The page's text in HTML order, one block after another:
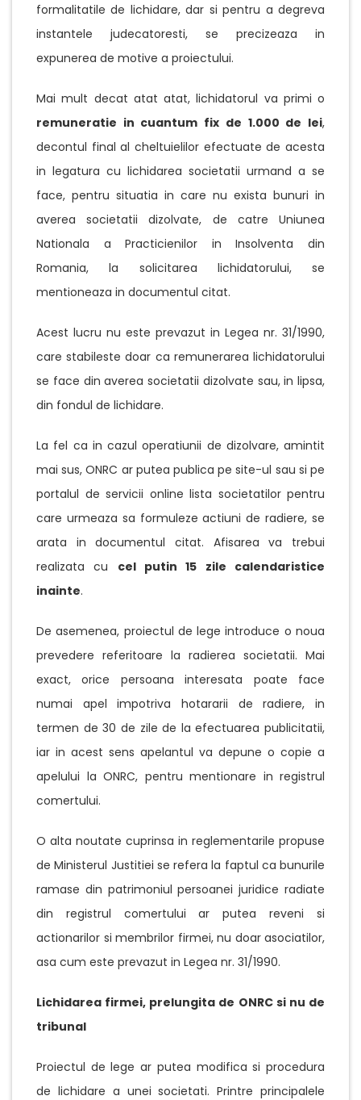
formalitatile de lichidare, dar si pentru a degreva
instantele judecatoresti, se precizeaza in
expunerea de motive a proiectului.
Mai mult decat atat atat, lichidatorul va primi o
remuneratie in cuantum fix de 1.000 de lei,
decontul final al cheltuielilor efectuate de acesta
in legatura cu lichidarea societatii urmand a se
face, pentru situatia in care nu exista bunuri in
averea societatii dizolvate, de catre Uniunea
Nationala a Practicienilor in Insolventa din
Romania, la solicitarea lichidatorului, se
mentioneaza in documentul citat.
Acest lucru nu este prevazut in Legea nr. 31/1990,
care stabileste doar ca remunerarea lichidatorului
se face din averea societatii dizolvate sau, in lipsa,
din fondul de lichidare.
La fel ca in cazul operatiunii de dizolvare, amintit
mai sus, ONRC ar putea publica pe site-ul sau si pe
portalul de servicii online lista societatilor pentru
care urmeaza sa formuleze actiuni de radiere, se
arata in documentul citat. Afisarea va trebui
realizata cu cel putin 15 zile calendaristice
inainte.
De asemenea, proiectul de lege introduce o noua
prevedere referitoare la radierea societatii. Mai
exact, orice persoana interesata poate face
numai apel impotriva hotararii de radiere, in
termen de 30 de zile de la efectuarea publicitatii,
iar in acest sens apelantul va depune o copie a
apelului la ONRC, pentru mentionare in registrul
comertului.
O alta noutate cuprinsa in reglementarile propuse
de Ministerul Justitiei se refera la faptul ca bunurile
ramase din patrimoniul persoanei juridice radiate
din registrul comertului ar putea reveni si
actionarilor si membrilor firmei, nu doar asociatilor,
asa cum este prevazut in Legea nr. 31/1990.
Lichidarea firmei, prelungita de ONRC si nu de
tribunal
Proiectul de lege ar putea modifica si procedura
de lichidare a unei societati. Printre principalele